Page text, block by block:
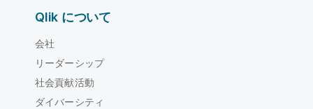
Qlik について
会社
リーダーシップ
社会貢献活動
ダイバーシティ